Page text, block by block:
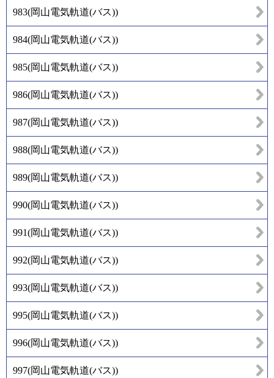
983(岡山電気軌道(バス))
984(岡山電気軌道(バス))
985(岡山電気軌道(バス))
986(岡山電気軌道(バス))
987(岡山電気軌道(バス))
988(岡山電気軌道(バス))
989(岡山電気軌道(バス))
990(岡山電気軌道(バス))
991(岡山電気軌道(バス))
992(岡山電気軌道(バス))
993(岡山電気軌道(バス))
995(岡山電気軌道(バス))
996(岡山電気軌道(バス))
997(岡山電気軌道(バス))